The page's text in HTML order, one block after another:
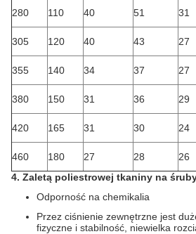
280 110 40 51 31
305 120 40 43 27
355 140 34 37 27
380 150 31 36 29
420 165 31 30 24
460 180 27 28 26
4. Zaletą poliestrowej tkaniny na
Odporność na chemikalia
Przez ciśnienie zewnętrzne jest
fizyczne i stabilność, niewielka